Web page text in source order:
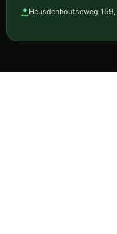
Heusdenhoutseweg